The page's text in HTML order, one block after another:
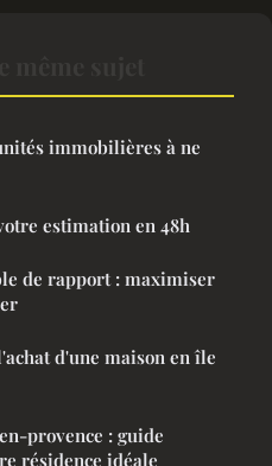
immobilières à ne
estimation en 48h
de rapport : maximiser
d'une maison en île
provence : guide
résidence idéale